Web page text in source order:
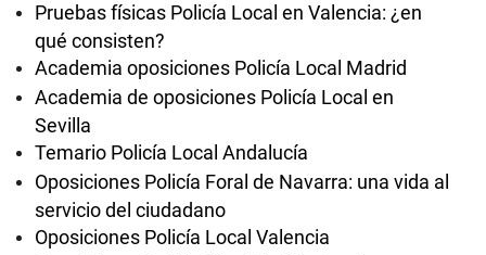
Pruebas físicas Policía Local en Valencia: ¿en
qué consisten?
Academia oposiciones Policía Local Madrid
Academia de oposiciones Policía Local en
Sevilla
Temario Policía Local Andalucía
Oposiciones Policía Foral de Navarra: una vida al
servicio del ciudadano
Oposiciones Policía Local Valencia